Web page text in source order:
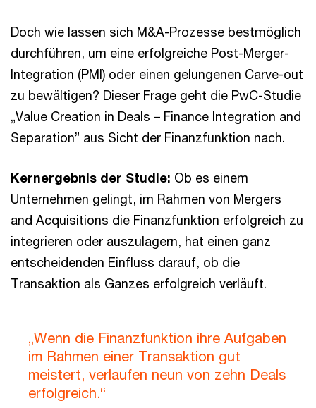
Doch wie lassen sich M&A-Prozesse bestmöglich
durchführen, um eine erfolgreiche Post-Merger-
Integration (PMI) oder einen gelungenen Carve-out
zu bewältigen? Dieser Frage geht die PwC-Studie
„Value Creation in Deals – Finance Integration and
Separation” aus Sicht der Finanzfunktion nach.
Kernergebnis der Studie: Ob es einem
Unternehmen gelingt, im Rahmen von Mergers
and Acquisitions die Finanzfunktion erfolgreich zu
integrieren oder auszulagern, hat einen ganz
entscheidenden Einfluss darauf, ob die
Transaktion als Ganzes erfolgreich verläuft.
„Wenn die Finanzfunktion ihre Aufgaben
im Rahmen einer Transaktion gut
meistert, verlaufen neun von zehn Deals
erfolgreich.“